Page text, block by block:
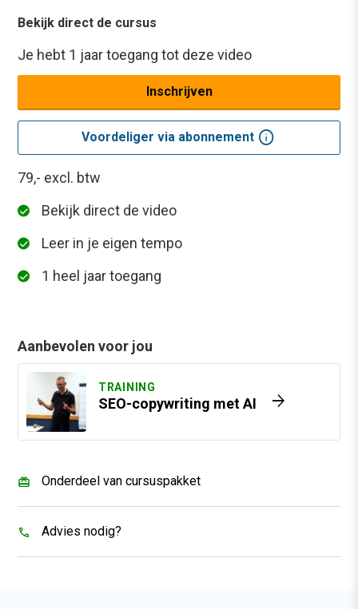
Bekijk direct de cursus
Je hebt 1 jaar toegang tot deze video
Inschrijven
Voordeliger via abonnement info
79,- excl. btw
Bekijk direct de video
Leer in je eigen tempo
1 heel jaar toegang
Aanbevolen voor jou
TRAINING
SEO-copywriting met AI arrow_forward
Onderdeel van cursuspakket
Advies nodig?